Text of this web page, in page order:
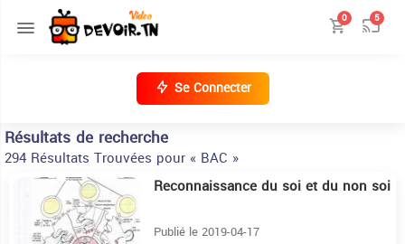
0 5
Se Connecter
Résultats de recherche
294 Résultats Trouvées pour « BAC »
Reconnaissance du soi et du non soi
Publié le 2019-04-17